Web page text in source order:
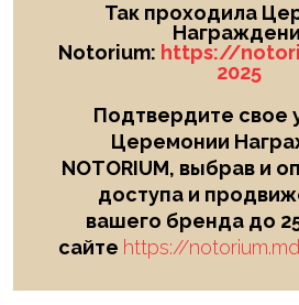
Так проходила
Notorium: https://
2025
Подтвердите свое
Церемонии
NOTORIUM, выбрав и
доступа и
вашего бренда до
сайте https://